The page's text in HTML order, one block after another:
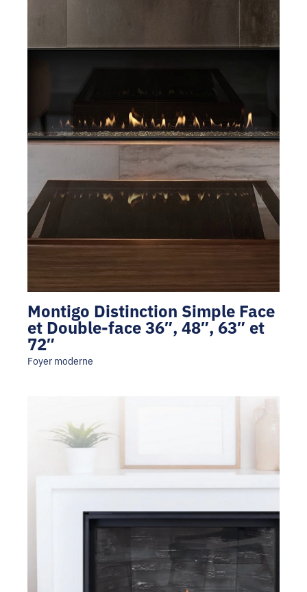
Montigo Distinction Simple Face
et Double-face 36″, 48″, 63″ et
72″
Foyer moderne